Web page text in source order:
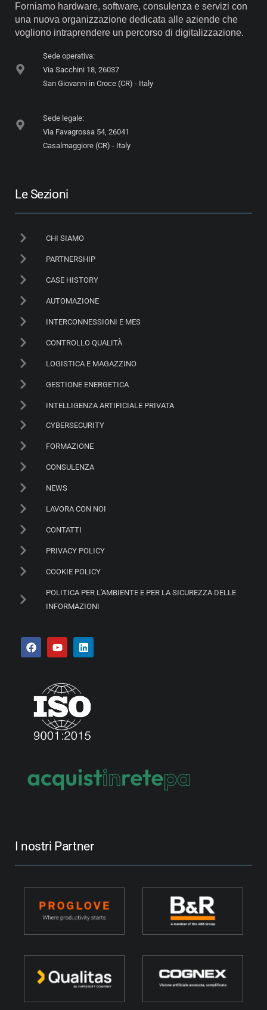
Forniamo hardware, software, consulenza e servizi con
una nuova organizzazione dedicata alle aziende che
vogliono intraprendere un percorso di digitalizzazione.
Sede operativa:
Via Sacchini 18, 26037
San Giovanni in Croce (CR) - Italy
Sede legale:
Via Favagrossa 54, 26041
Casalmaggiore (CR) - Italy
Le Sezioni
CHI SIAMO
PARTNERSHIP
CASE HISTORY
AUTOMAZIONE
INTERCONNESSIONI E MES
CONTROLLO QUALITÀ
LOGISTICA E MAGAZZINO
GESTIONE ENERGETICA
INTELLIGENZA ARTIFICIALE PRIVATA
CYBERSECURITY
FORMAZIONE
CONSULENZA
NEWS
LAVORA CON NOI
CONTATTI
PRIVACY POLICY
COOKIE POLICY
POLITICA PER L'AMBIENTE E PER LA SICUREZZA DELLE
INFORMAZIONI
I nostri Partner